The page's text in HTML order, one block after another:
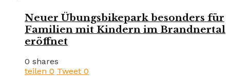
Neuer Übungsbikepark besonders für
Familien mit Kindern im Brandnertal
eröffnet
0 shares
teilen 0 Tweet 0